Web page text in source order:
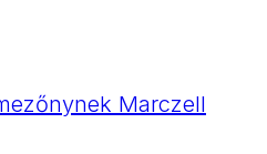
Marczell